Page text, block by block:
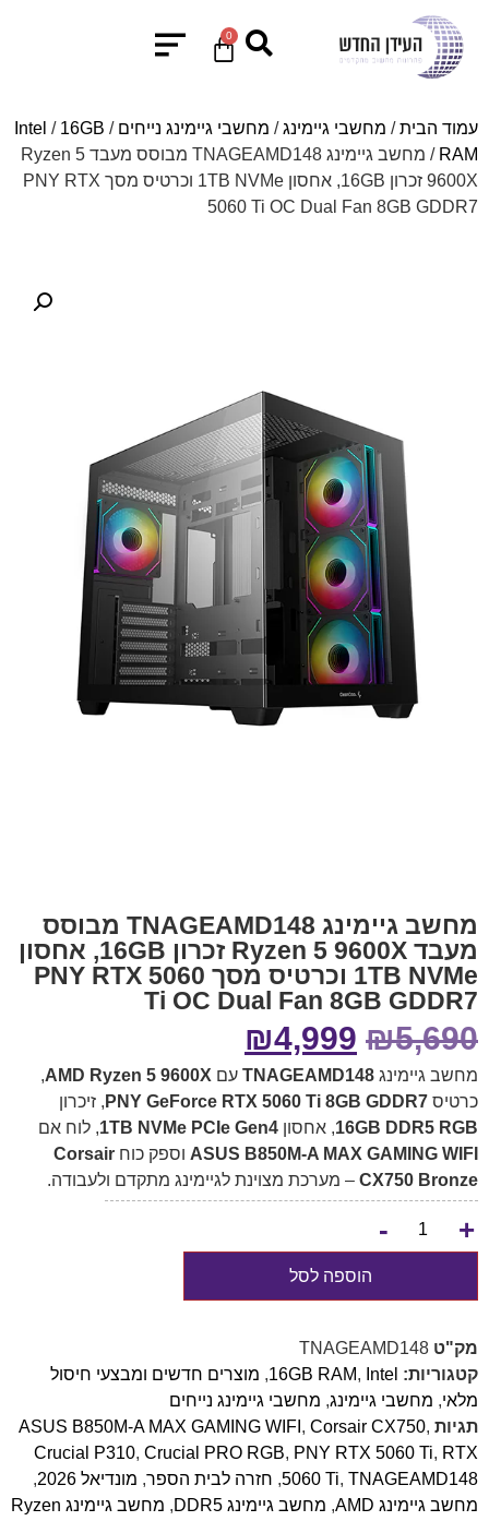
0
עמוד הבית/ מחשבי גיימינג/ מחשבי גיימינג נייחים /
Intel / 16GB
RAM
/ מחשב גיימינג TNAGEAMD148 מבוסס מעבד Ryzen 5
9600X זכרון 16GB, אחסון 1TB NVMe וכרטיס מסך PNY RTX
5060 Ti OC Dual Fan 8GB GDDR7
מחשב גיימינג TNAGEAMD148 מבוסס
מעבד Ryzen 5 9600X זכרון 16GB, אחסון
1TB NVMe וכרטיס מסך PNY RTX 5060
Ti OC Dual Fan 8GB GDDR7
₪5,690
₪4,999
מחשב גיימינג TNAGEAMD148 עם AMD Ryzen 5 9600X
,
כרטיס PNY GeForce RTX 5060 Ti 8GB GDDR7 , זיכרון
16GB DDR5 RGB, אחסון 1TB NVMe PCIe Gen4, לוח אם
ASUS B850M-A MAX GAMING WIFI וספק כוח Corsair
CX750 Bronze – מערכת מצוינת לגיימינג מתקדם ולעבודה.
+
-
הוספה לסל
מק"ט TNAGEAMD148
קטגוריות:
16GB RAM, Intel
, מוצרים חדשים ומבצעי חיסול
מלאי, מחשבי גיימינג, מחשבי גיימינג נייחים
תגיות
ASUS B850M-A MAX GAMING WIFI , Corsair CX750,
Crucial P310, Crucial PRO RGB, PNY RTX 5060 Ti, RTX
5060 Ti, TNAGEAMD148
, חזרה לבית הספר, מונדיאל 2026
,
מחשב גיימינג AMD
, מחשב גיימינג DDR5 ,
מחשב גיימינג Ryzen